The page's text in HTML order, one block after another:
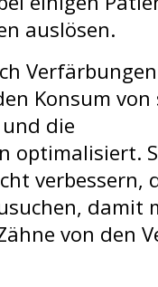
auslösen.
Konsum von
die
optimalisiert.
verbessern,
damit
von den